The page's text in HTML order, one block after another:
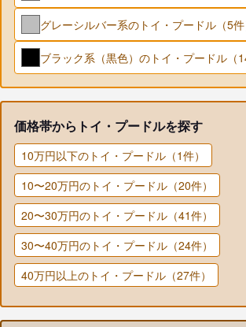
グレーシルバー系のトイ・プードル（5件
ブラック系（黒色）のトイ・プードル（
価格帯からトイ・プードルを探す
10万円以下のトイ・プードル（1件）
10〜20万円のトイ・プードル（20件）
20〜30万円のトイ・プードル（41件）
30〜40万円のトイ・プードル（24件）
40万円以上のトイ・プードル（27件）